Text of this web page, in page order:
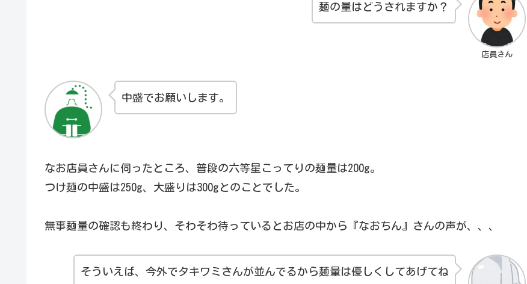
店員さん
麺の量はどうされますか？
中盛でお願いします。
なお店員さんに伺ったところ、普段の六等星こってりの麺量は200g。
つけ麺の中盛は250g、大盛りは300gとのことでした。
無事麺量の確認も終わり、そわそわ待っているとお店の中から『なおちん』さんの声が、、、
そういえば、今外でタキワミさんが並んでるから麺量は優しくしてあげてね